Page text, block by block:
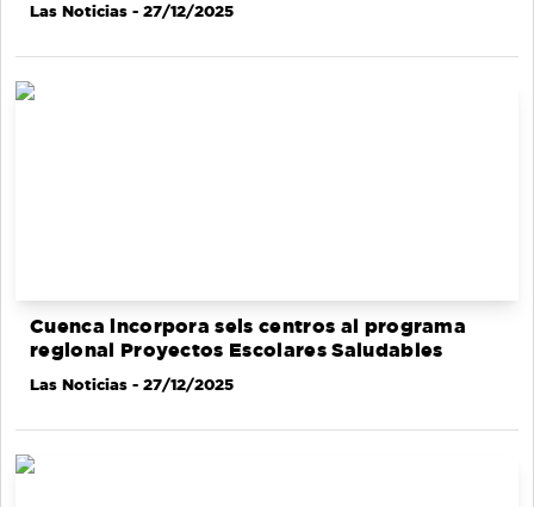
Las Noticias - 27/12/2025
Cuenca incorpora seis centros al programa
regional Proyectos Escolares Saludables
Las Noticias - 27/12/2025